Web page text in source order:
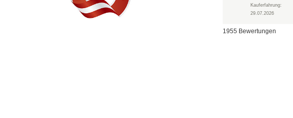
Kauferfahrung:
29.07.2026
1955 Bewertungen